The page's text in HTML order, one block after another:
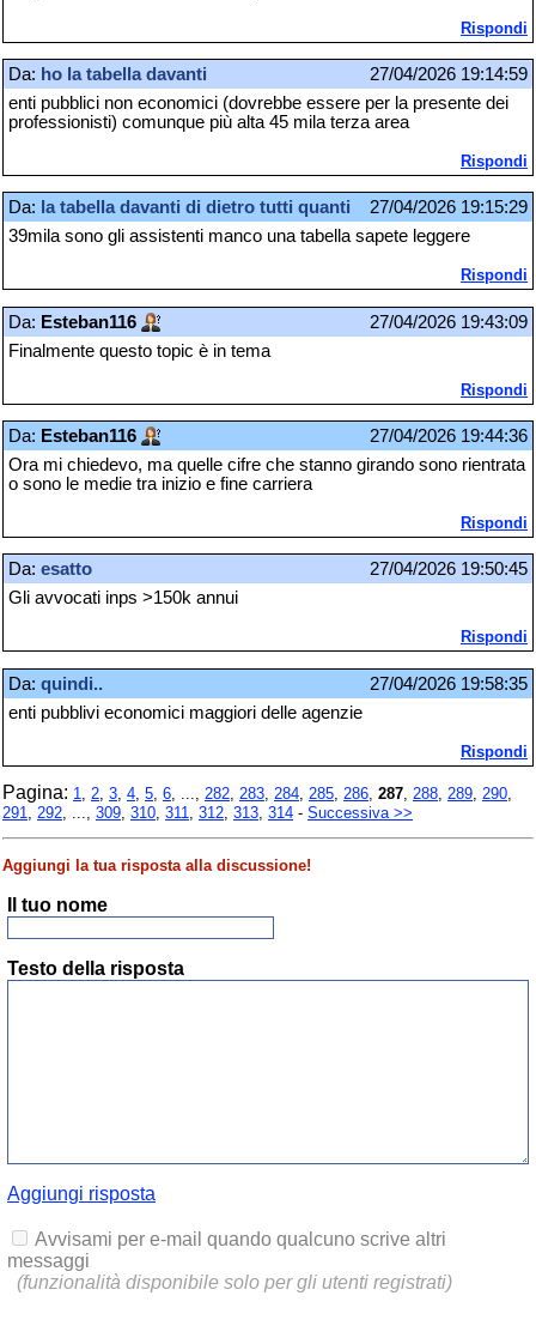
Rispondi
Da: ho la tabella davanti
27/04/2026 19:14:59
enti pubblici non economici (dovrebbe essere per la presente dei
professionisti) comunque più alta 45 mila terza area
Rispondi
Da: la tabella davanti di dietro tutti quanti
27/04/2026 19:15:29
39mila sono gli assistenti manco una tabella sapete leggere
Rispondi
Da: Esteban116
27/04/2026 19:43:09
Finalmente questo topic è in tema
Rispondi
Da: Esteban116
27/04/2026 19:44:36
Ora mi chiedevo, ma quelle cifre che stanno girando sono rientrata
o sono le medie tra inizio e fine carriera
Rispondi
Da: esatto
27/04/2026 19:50:45
Gli avvocati inps >150k annui
Rispondi
Da: quindi..
27/04/2026 19:58:35
enti pubblivi economici maggiori delle agenzie
Rispondi
Pagina: 1, 2, 3, 4, 5, 6, ..., 282, 283, 284, 285, 286, 287, 288, 289, 290,
291, 292, ..., 309, 310, 311, 312, 313, 314 - Successiva >>
Aggiungi la tua risposta alla discussione!
Il tuo nome
Testo della risposta
Aggiungi risposta
Avvisami per e-mail quando qualcuno scrive altri
messaggi
(funzionalità disponibile solo per gli utenti registrati)